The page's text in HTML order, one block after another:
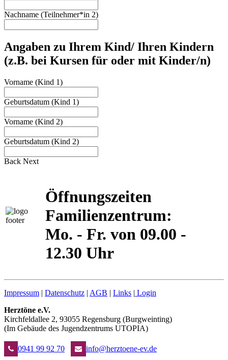
Nachname (Teilnehmer*in 2)
Angaben zu Ihrem Kind/ Ihren Kindern
(z.B. bei Kursen für oder mit Kinder/n)
Vorname (Kind 1)
Geburtsdatum (Kind 1)
Vorname (Kind 2)
Geburtsdatum (Kind 2)
Back Next
Öffnungszeiten
Familienzentrum:
Mo. - Fr. von 09.00 -
12.30 Uhr
Impressum | Datenschutz | AGB | Links | Login
Herztöne e.V.
Kirchfeldallee 2, 93055 Regensburg (Burgweinting)
(Im Gebäude des Jugendzentrums UTOPIA)
0941 99 92 70 info@herztoene-ev.de